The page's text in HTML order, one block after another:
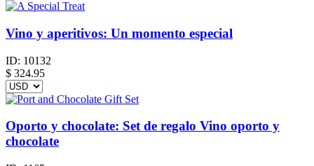
Vino y aperitivos: Un momento especial
ID: 10132
$ 324.95
Oporto y chocolate: Set de regalo Vino oporto y
chocolate